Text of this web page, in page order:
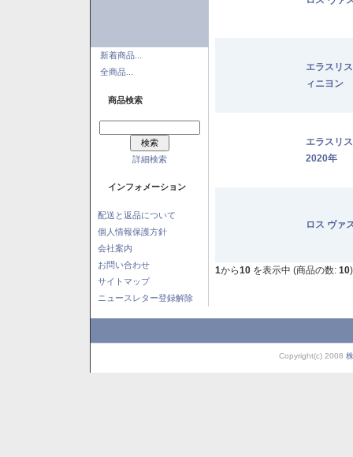
新着商品...
全商品...
商品検索
詳細検索
インフォメーション
配送と返品について
個人情報保護方針
会社案内
お問い合わせ
サイトマップ
ニュースレター登録解除
エラスリ
ィニヨン
エラスリ
2020年
ロス ヴァ
1から10 を表示中 (商品の数: 10)
Copyright(c) 2008